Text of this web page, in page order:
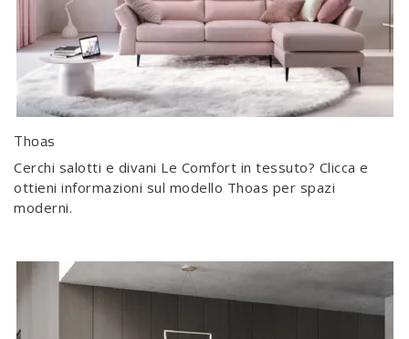
Thoas
Cerchi salotti e divani Le Comfort in tessuto? Clicca e
ottieni informazioni sul modello Thoas per spazi
moderni.